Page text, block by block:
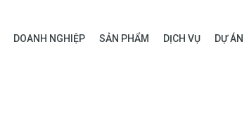
DOANH NGHIỆP SẢN PHẨM DỊCH VỤ DỰ ÁN